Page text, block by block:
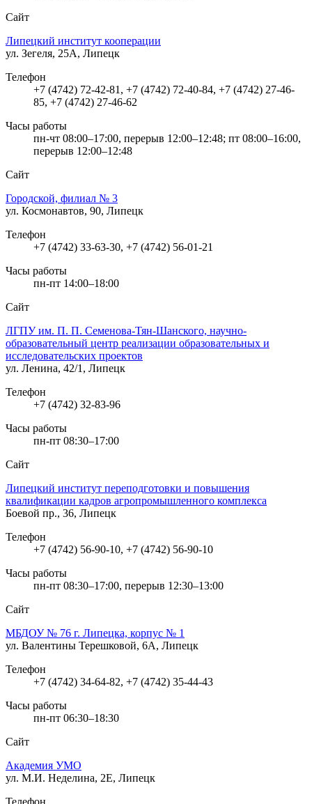
Сайт
Липецкий институт кооперации
ул. Зегеля, 25А, Липецк
Телефон
+7 (4742) 72-42-81, +7 (4742) 72-40-84, +7 (4742) 27-46-
85, +7 (4742) 27-46-62
Часы работы
пн-чт 08:00–17:00, перерыв 12:00–12:48; пт 08:00–16:00,
перерыв 12:00–12:48
Сайт
Городской, филиал № 3
ул. Космонавтов, 90, Липецк
Телефон
+7 (4742) 33-63-30, +7 (4742) 56-01-21
Часы работы
пн-пт 14:00–18:00
Сайт
ЛГПУ им. П. П. Семенова-Тян-Шанского, научно-
образовательный центр реализации образовательных и
исследовательских проектов
ул. Ленина, 42/1, Липецк
Телефон
+7 (4742) 32-83-96
Часы работы
пн-пт 08:30–17:00
Сайт
Липецкий институт переподготовки и повышения
квалификации кадров агропромышленного комплекса
Боевой пр., 36, Липецк
Телефон
+7 (4742) 56-90-10, +7 (4742) 56-90-10
Часы работы
пн-пт 08:30–17:00, перерыв 12:30–13:00
Сайт
МБДОУ № 76 г. Липецка, корпус № 1
ул. Валентины Терешковой, 6А, Липецк
Телефон
+7 (4742) 34-64-82, +7 (4742) 35-44-43
Часы работы
пн-пт 06:30–18:30
Сайт
Академия УМО
ул. М.И. Неделина, 2Е, Липецк
Телефон